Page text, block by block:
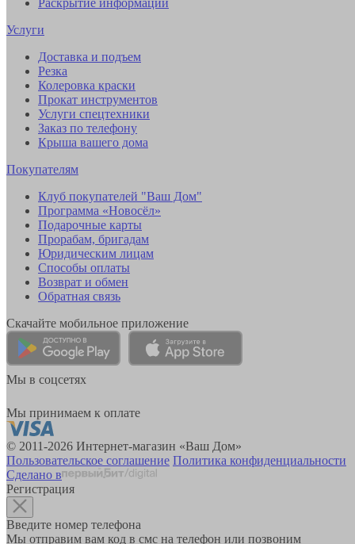
Услуги
Доставка и подъем
Резка
Колеровка краски
Прокат инструментов
Услуги спецтехники
Заказ по телефону
Крыша вашего дома
Покупателям
Клуб покупателей "Ваш Дом"
Программа «Новосёл»
Подарочные карты
Прорабам, бригадам
Юридическим лицам
Способы оплаты
Возврат и обмен
Обратная связь
Скачайте мобильное приложение
Мы в соцсетях
Мы принимаем к оплате
© 2011-2026 Интернет-магазин «Ваш Дом»
Пользовательское соглашение Политика конфиденциальности
Сделано в
Регистрация
Введите номер телефона
Мы отправим вам код в смс на телефон или позвоним